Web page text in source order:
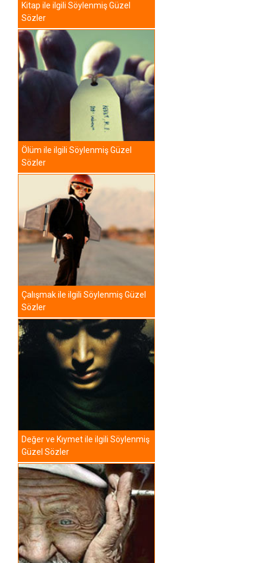
Kitap ile ilgili Söylenmiş Güzel
Sözler
Ölüm ile ilgili Söylenmiş Güzel
Sözler
Çalışmak ile ilgili Söylenmiş Güzel
Sözler
Değer ve Kıymet ile ilgili Söylenmiş
Güzel Sözler